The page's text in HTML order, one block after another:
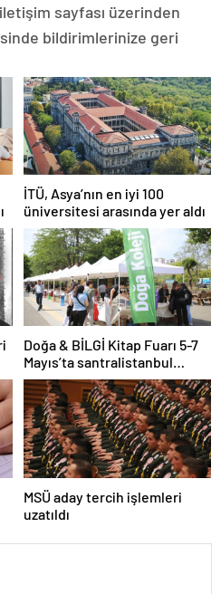
sayfası üzerinden
bildirimlerinize geri
İTÜ, Asya’nın en iyi 100
üniversitesi arasında yer aldı
Doğa & BİLGİ Kitap Fuarı 5-7
Mayıs’ta santralistanbul
Kampüsünde kapılarını açıyor
MSÜ aday tercih işlemleri
uzatıldı